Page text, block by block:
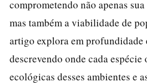
comprometendo não apenas
mas também a viabilidade de
artigo explora em
descrevendo onde cada
ecológicas desses ambientes e